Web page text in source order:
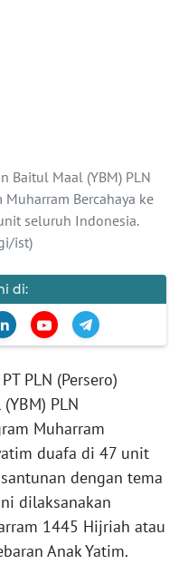
Baitul Maal (YBM) PLN
Bercahaya ke
seluruh Indonesia.
ist)
di:
PT PLN (Persero)
PLN
Muharram
duafa di 47 unit
dengan tema
dilaksanakan
1445 Hijriah atau
Anak Yatim.